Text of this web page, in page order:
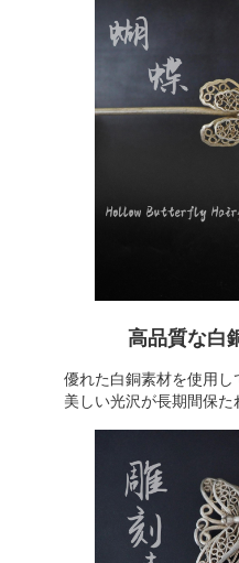
高品質な白
優れた白銅素材を使用し
美しい光沢が長期間保た